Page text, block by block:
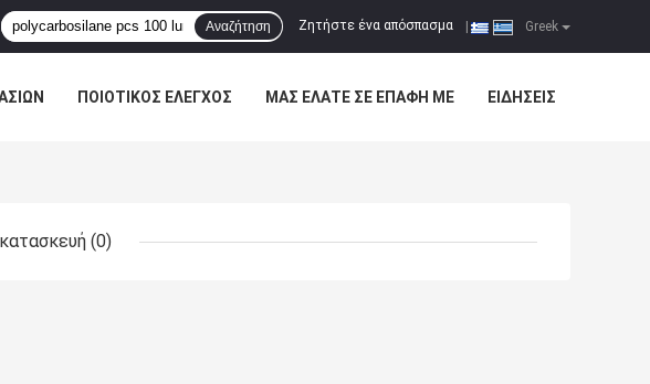
Greek
Ζητήστε ένα απόσπασμα
Αναζήτηση
ΠΟΙΟΤΙΚΌΣ ΈΛΕΓΧΟΣ ΜΑΣ ΕΛΆΤΕ ΣΕ ΕΠΑΦΉ ΜΕ ΕΙΔΉΣΕΙΣ
(0)